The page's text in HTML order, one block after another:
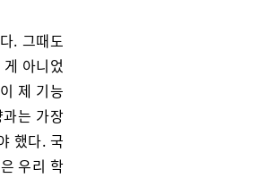
. 그때도
아니었
제 기능
는 가장
했다. 국
우리 학